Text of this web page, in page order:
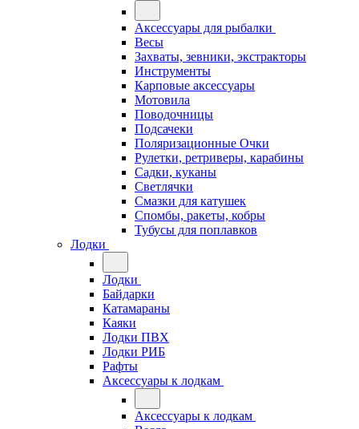
Аксессуары для рыбалки
Весы
Захваты, зевники, экстракторы
Инструменты
Карповые аксессуары
Мотовила
Поводочницы
Подсачеки
Поляризационные Очки
Рулетки, ретриверы, карабины
Садки, куканы
Светлячки
Смазки для катушек
Спомбы, ракеты, кобры
Тубусы для поплавков
Лодки
Лодки
Байдарки
Катамараны
Каяки
Лодки ПВХ
Лодки РИБ
Рафты
Аксессуары к лодкам
Аксессуары к лодкам